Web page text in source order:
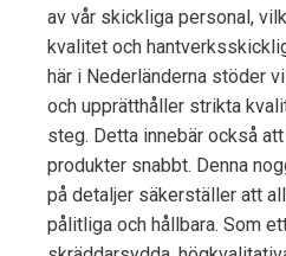
av vår skickliga personal,
kvalitet och
här i Nederländerna stöder
och upprätthåller strikta
steg. Detta innebär också
produkter snabbt. Denna
på detaljer säkerställer att
pålitliga och hållbara. Som